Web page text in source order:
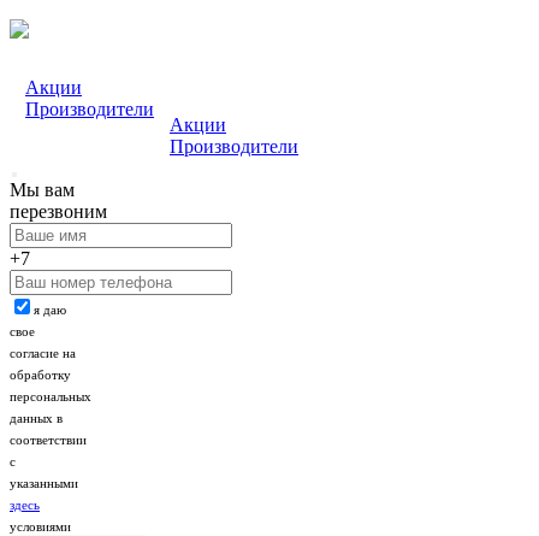
Акции
Производители
Акции
Производители
Мы вам
перезвоним
+7
я даю
свое
согласие на
обработку
персональных
данных в
соответствии
с
указанными
здесь
условиями